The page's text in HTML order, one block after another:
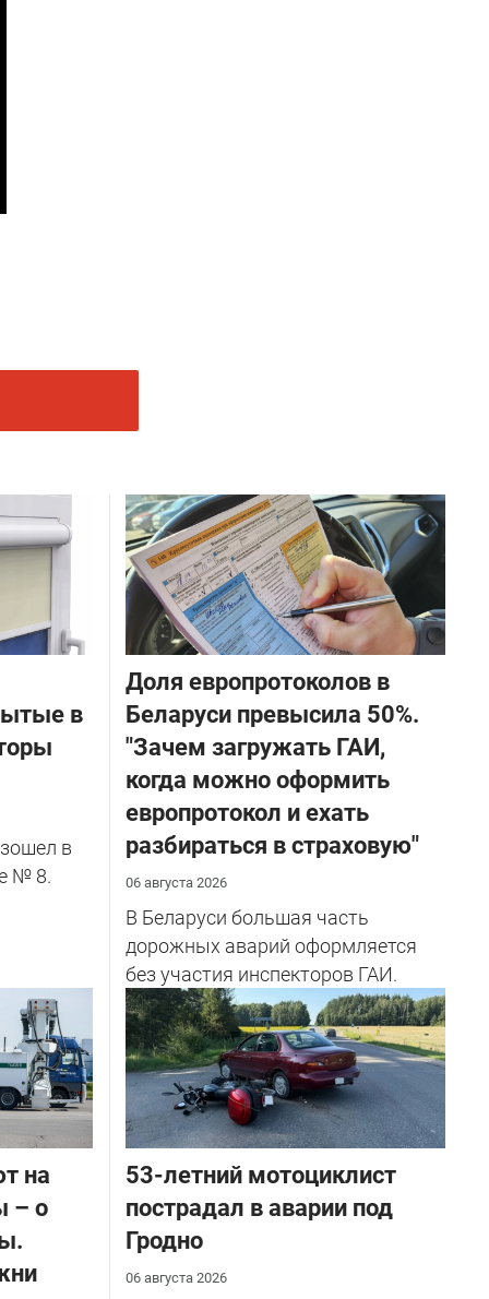
в
в
№ 8.
Доля европротоколов в
Беларуси превысила 50%.
"Зачем загружать ГАИ,
когда можно оформить
европротокол и ехать
разбираться в страховую"
06 августа 2026
В Беларуси большая часть
дорожных аварий оформляется
без участия инспекторов ГАИ.
на
– о
53-летний мотоциклист
пострадал в аварии под
Гродно
06 августа 2026